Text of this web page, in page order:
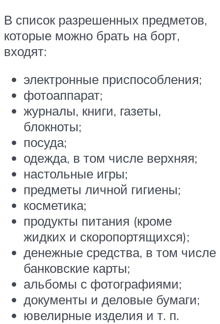
В список разрешенных предметов,
которые можно брать на борт,
входят:
электронные приспособления;
фотоаппарат;
журналы, книги, газеты,
блокноты;
посуда;
одежда, в том числе верхняя;
настольные игры;
предметы личной гигиены;
косметика;
продукты питания (кроме
жидких и скоропортящихся);
денежные средства, в том числе
банковские карты;
альбомы с фотографиями;
документы и деловые бумаги;
ювелирные изделия и т. п.